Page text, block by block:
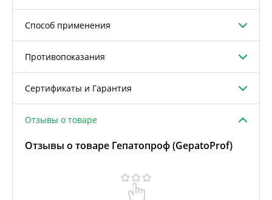
Способ применения
Противопоказания
Сертификаты и Гарантия
Отзывы о товаре
Отзывы о товаре Гепатопроф (GepatoProf)